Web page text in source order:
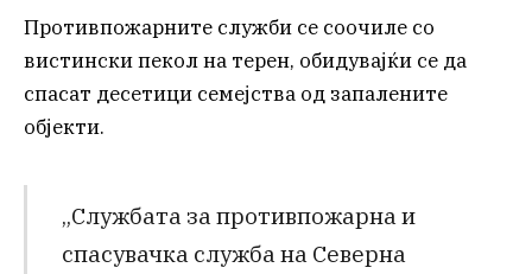
Противпожарните служби се соочиле со
вистински пекол на терен, обидувајќи се да
спасат десетици семејства од запалените
објекти.
„Службата за противпожарна и
спасувачка служба на Северна